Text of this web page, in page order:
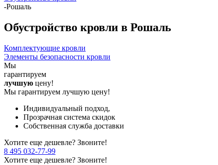
-Рошаль
Обустройство кровли в Рошаль
Комплектующие кровли
Элементы безопасности кровли
Мы
гарантируем
лучшую цену!
Мы гарантируем лучшую цену!
Индивидуальный подход,
Прозрачная система скидок
Собственная служба доставки
Хотите еще дешевле? Звоните!
8 495 032-77-99
Хотите еще дешевле? Звоните!